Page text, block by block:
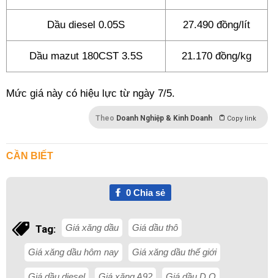
Dầu diesel 0.05S 27.490 đồng/lít
Dầu mazut 180CST 3.5S 21.170 đồng/kg
Mức giá này có hiệu lực từ ngày 7/5.
Theo Doanh Nghiệp & Kinh Doanh Copy link
CẦN BIẾT
0Chia sẻ
Tag: Giá xăng dầu Giá dầu thô
Giá xăng dầu hôm nay Giá xăng dầu thế giới